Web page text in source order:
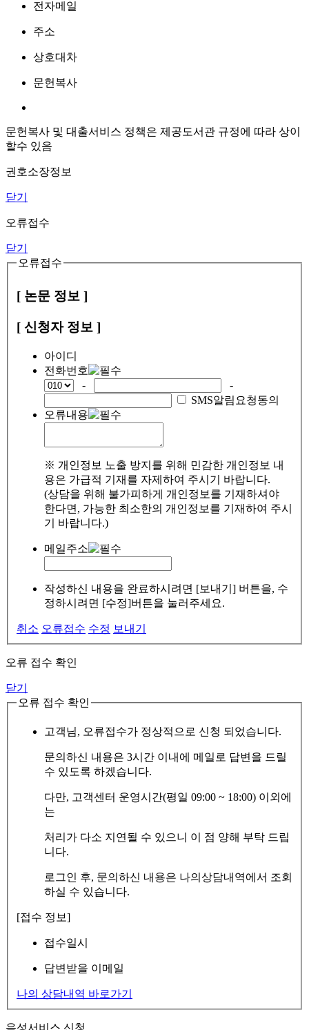
전자메일
주소
상호대차
문헌복사
문헌복사 및 대출서비스 정책은 제공도서관 규정에 따라 상이
할수 있음
권호소장정보
닫기
오류접수
닫기
오류접수
[ 논문 정보 ]
[ 신청자 정보 ]
아이디
전화번호
-
-
SMS알림요청동의
오류내용
※ 개인정보 노출 방지를 위해 민감한 개인정보 내
용은 가급적 기재를 자제하여 주시기 바랍니다.
(상담을 위해 불가피하게 개인정보를 기재하셔야
한다면, 가능한 최소한의 개인정보를 기재하여 주시
기 바랍니다.)
메일주소
작성하신 내용을 완료하시려면 [보내기] 버튼을, 수
정하시려면 [수정]버튼을 눌러주세요.
취소 오류접수 수정 보내기
오류 접수 확인
닫기
오류 접수 확인
고객님, 오류접수가 정상적으로 신청 되었습니다.
문의하신 내용은 3시간 이내에 메일로 답변을 드릴
수 있도록 하겠습니다.
다만, 고객센터 운영시간(평일 09:00 ~ 18:00) 이외에
는
처리가 다소 지연될 수 있으니 이 점 양해 부탁 드립
니다.
로그인 후, 문의하신 내용은 나의상담내역에서 조회
하실 수 있습니다.
[접수 정보]
접수일시
답변받을 이메일
나의 상담내역 바로가기